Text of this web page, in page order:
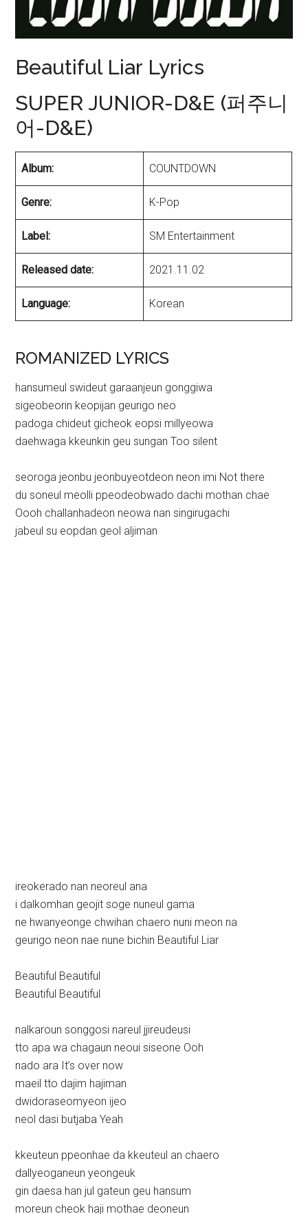
Beautiful Liar Lyrics
SUPER JUNIOR-D&E (퍼주니
어-D&E)
Album: COUNTDOWN
Genre: K-Pop
Label: SM Entertainment
Released date: 2021.11.02
Language: Korean
ROMANIZED LYRICS
hansumeul swideut garaanjeun gonggiwa
sigeobeorin keopijan geurigo neo
padoga chideut gicheok eopsi millyeowa
daehwaga kkeunkin geu sungan Too silent
seoroga jeonbu jeonbuyeotdeon neon imi Not there
du soneul meolli ppeodeobwado dachi mothan chae
Oooh challanhadeon neowa nan singirugachi
jabeul su eopdan geol aljiman
ireokerado nan neoreul ana
i dalkomhan geojit soge nuneul gama
ne hwanyeonge chwihan chaero nuni meon na
geurigo neon nae nune bichin Beautiful Liar
Beautiful Beautiful
Beautiful Beautiful
nalkaroun songgosi nareul jjireudeusi
tto apa wa chagaun neoui siseone Ooh
nado ara It’s over now
maeil tto dajim hajiman
dwidoraseomyeon ijeo
neol dasi butjaba Yeah
kkeuteun ppeonhae da kkeuteul an chaero
dallyeoganeun yeongeuk
gin daesa han jul gateun geu hansum
moreun cheok haji mothae deoneun